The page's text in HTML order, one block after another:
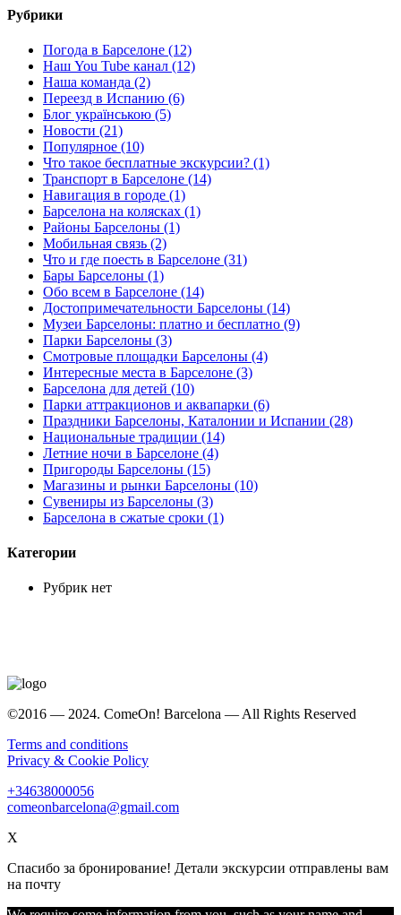
Рубрики
Погода в Барселоне (12)
Наш You Tube канал (12)
Наша команда (2)
Переезд в Испанию (6)
Блог українською (5)
Новости (21)
Популярное (10)
Что такое бесплатные экскурсии? (1)
Транспорт в Барселоне (14)
Навигация в городе (1)
Барселона на колясках (1)
Районы Барселоны (1)
Мобильная связь (2)
Что и где поесть в Барселоне (31)
Бары Барселоны (1)
Обо всем в Барселоне (14)
Достопримечательности Барселоны (14)
Музеи Барселоны: платно и бесплатно (9)
Парки Барселоны (3)
Смотровые площадки Барселоны (4)
Интересные места в Барселоне (3)
Барселона для детей (10)
Парки аттракционов и аквапарки (6)
Праздники Барселоны, Каталонии и Испании (28)
Национальные традиции (14)
Летние ночи в Барселоне (4)
Пригороды Барселоны (15)
Магазины и рынки Барселоны (10)
Сувениры из Барселоны (3)
Барселона в сжатые сроки (1)
Категории
Рубрик нет
©2016 — 2024. ComeOn! Barcelona — All Rights Reserved
Terms and conditions
Privacy & Cookie Policy
+34638000056
comeonbarcelona@gmail.com
X
Спасибо за бронирование! Детали экскурсии отправлены вам
на почту